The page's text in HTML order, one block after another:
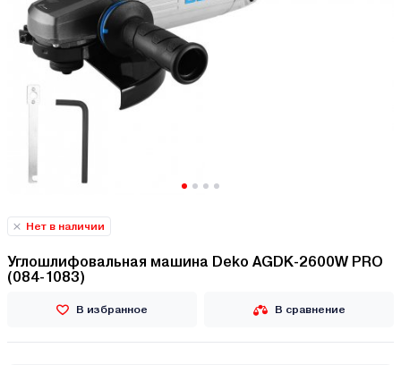
Нет в наличии
Углошлифовальная машина Deko AGDK-2600W PRO
(084-1083)
В избранное В сравнение